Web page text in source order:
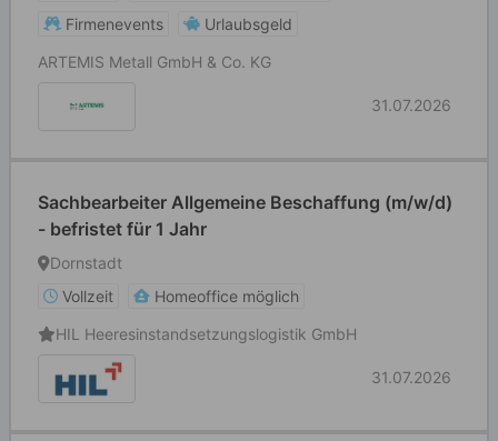
Firmenevents
Urlaubsgeld
ARTEMIS Metall GmbH & Co. KG
31.07.2026
Sachbearbeiter Allgemeine Beschaffung (m/w/d)
- befristet für 1 Jahr
Dornstadt
Vollzeit
Homeoffice möglich
HIL Heeresinstandsetzungslogistik GmbH
31.07.2026